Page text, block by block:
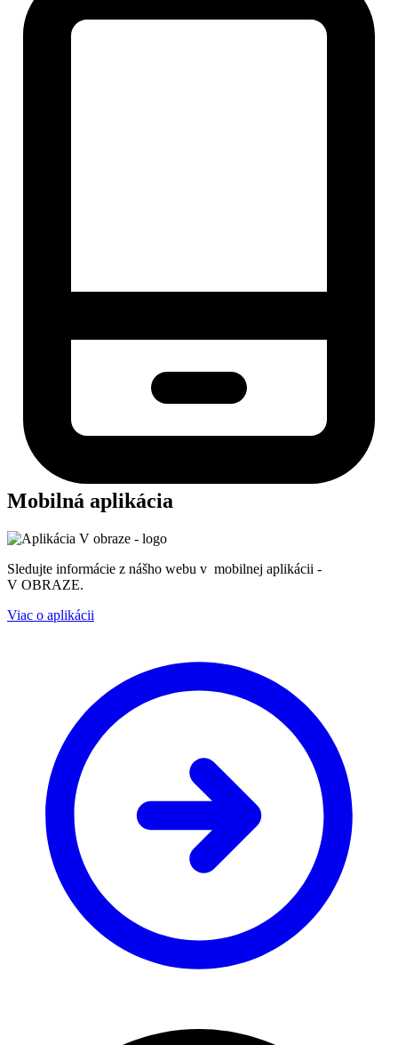
Mobilná aplikácia
Sledujte informácie z nášho webu v mobilnej aplikácii -
V OBRAZE.
Viac o aplikácii